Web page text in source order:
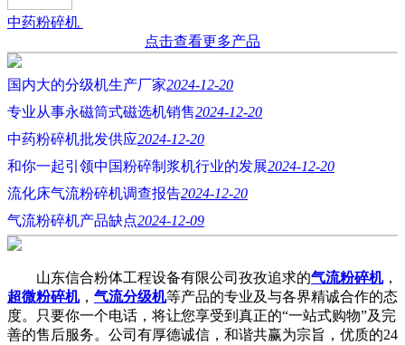
中药粉碎机
点击查看更多产品
国内大的分级机生产厂家2024-12-20
专业从事永磁筒式磁选机销售2024-12-20
中药粉碎机批发供应2024-12-20
和你一起引领中国粉碎制浆机行业的发展2024-12-20
流化床气流粉碎机调查报告2024-12-20
气流粉碎机产品缺点2024-12-09
山东信合粉体工程设备有限公司孜孜追求的气流粉碎机，
超微粉碎机， 气流分级机等产品的专业及与各界精诚合作的态
度。只要你一个电话，将让您享受到真正的“一站式购物”及完
善的售后服务。公司有厚德诚信，和谐共赢为宗旨，优质的24